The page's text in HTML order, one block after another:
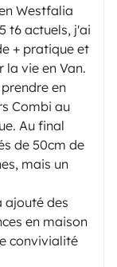
Westfalia
t6 actuels, j'ai
+ pratique et
vie en Van.
en
Combi au
Au final
de 50cm de
mais un
ajouté des
en maison
convivialité